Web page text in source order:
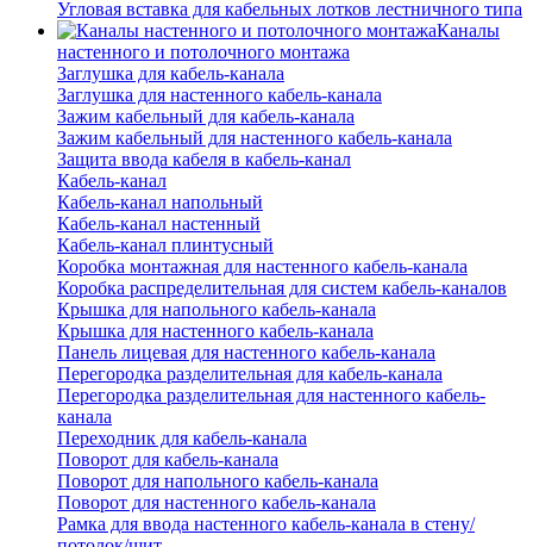
Угловая вставка для кабельных лотков лестничного типа
Каналы
настенного и потолочного монтажа
Заглушка для кабель-канала
Заглушка для настенного кабель-канала
Зажим кабельный для кабель-канала
Зажим кабельный для настенного кабель-канала
Защита ввода кабеля в кабель-канал
Кабель-канал
Кабель-канал напольный
Кабель-канал настенный
Кабель-канал плинтусный
Коробка монтажная для настенного кабель-канала
Коробка распределительная для систем кабель-каналов
Крышка для напольного кабель-канала
Крышка для настенного кабель-канала
Панель лицевая для настенного кабель-канала
Перегородка разделительная для кабель-канала
Перегородка разделительная для настенного кабель-
канала
Переходник для кабель-канала
Поворот для кабель-канала
Поворот для напольного кабель-канала
Поворот для настенного кабель-канала
Рамка для ввода настенного кабель-канала в стену/